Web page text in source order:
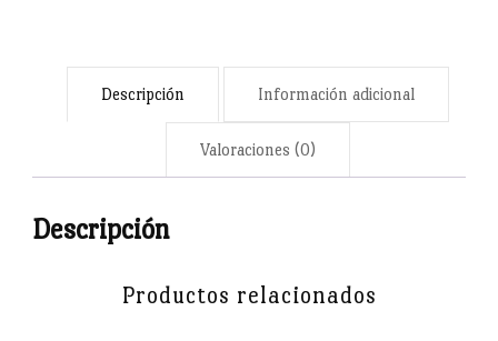
Descripción Información adicional
Valoraciones (0)
Descripción
Blas de Lezo no necesita presentación, sus gestas en batalla
Productos relacionados